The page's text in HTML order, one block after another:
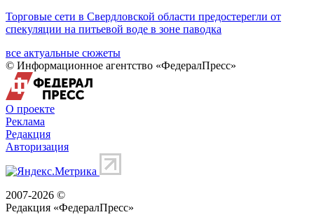
Торговые сети в Свердловской области предостерегли от
спекуляции на питьевой воде в зоне паводка
все актуальные сюжеты
© Информационное агентство «ФедералПресс»
О проекте
Реклама
Редакция
Авторизация
2007-2026 ©
Редакция «ФедералПресс»